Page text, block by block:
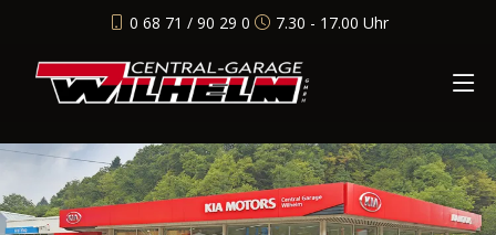
0 68 71 / 90 29 0 7.30 - 17.00 Uhr